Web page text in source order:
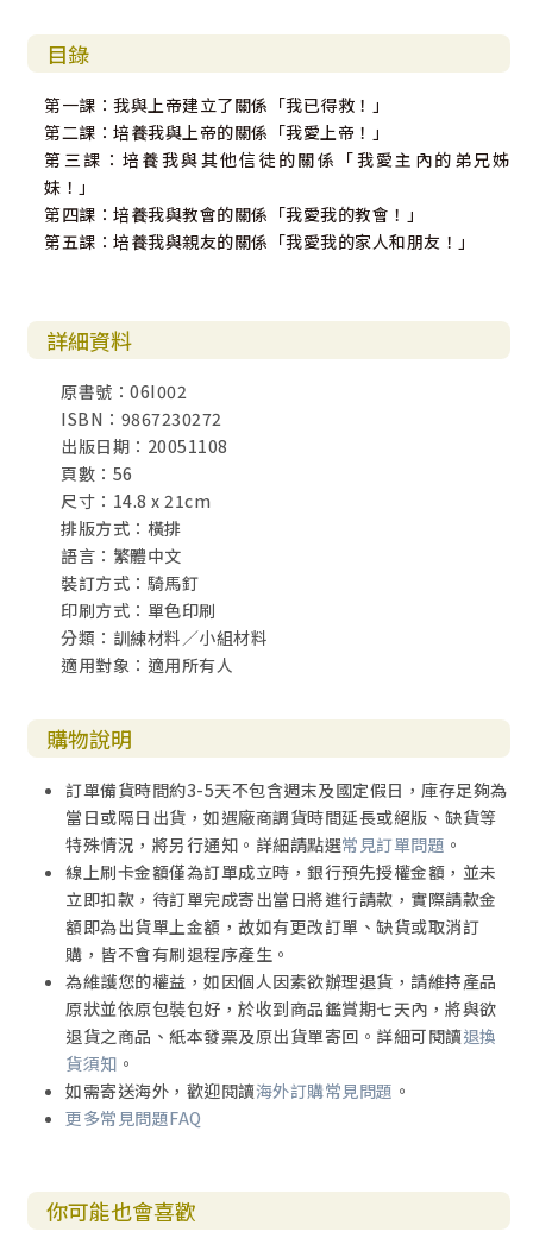
目錄
第一課：我與上帝建立了關係「我已得救！」
第二課：培養我與上帝的關係「我愛上帝！」
第三課：培養我與其他信徒的關係「我愛主內的弟兄姊
妹！」
第四課：培養我與教會的關係「我愛我的教會！」
第五課：培養我與親友的關係「我愛我的家人和朋友！」
詳細資料
原書號：06I002
ISBN：9867230272
出版日期：20051108
頁數：56
尺寸：14.8 x 21cm
排版方式：橫排
語言：繁體中文
裝訂方式：騎馬釘
印刷方式：單色印刷
分類：訓練材料／小組材料
適用對象：適用所有人
購物說明
訂單備貨時間約3-5天不包含週末及國定假日，庫存足夠為
當日或隔日出貨，如遇廠商調貨時間延長或絕版、缺貨等
特殊情況，將另行通知。詳細請點選常見訂單問題 。
線上刷卡金額僅為訂單成立時，銀行預先授權金額，並未
立即扣款，待訂單完成寄出當日將進行請款，實際請款金
額即為出貨單上金額，故如有更改訂單、缺貨或取消訂
購，皆不會有刷退程序產生。
為維護您的權益，如因個人因素欲辦理退貨，請維持產品
原狀並依原包裝包好，於收到商品鑑賞期七天內，將與欲
退貨之商品、紙本發票及原出貨單寄回。詳細可閱讀退換
貨須知 。
如需寄送海外，歡迎閱讀海外訂購常見問題 。
更多常見問題FAQ
你可能也會喜歡